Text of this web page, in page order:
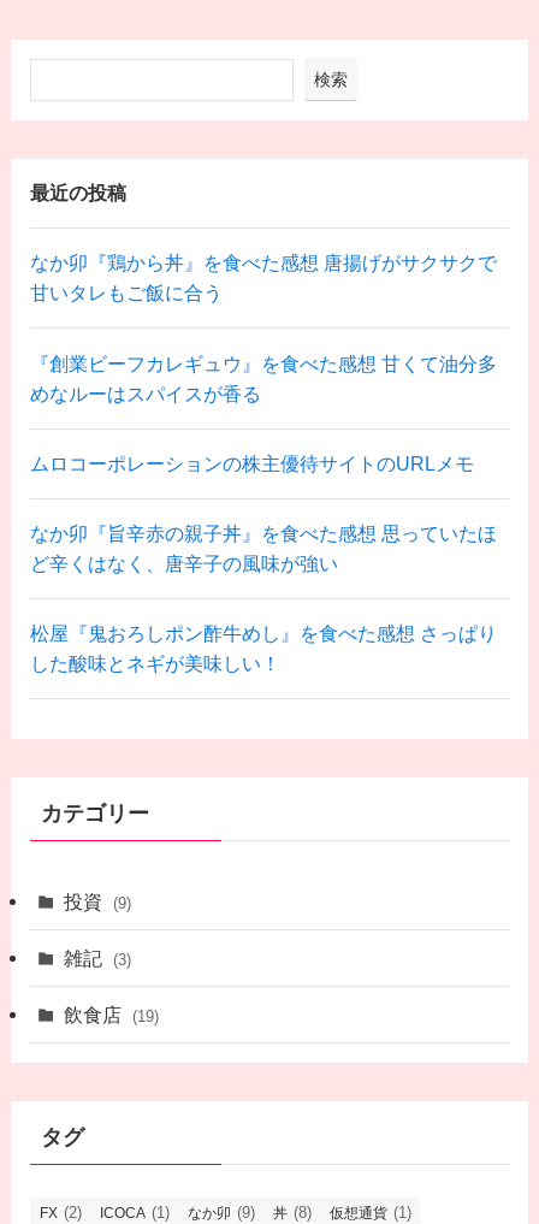
検索
最近の投稿
なか卯『鶏から丼』を食べた感想 唐揚げがサクサクで
甘いタレもご飯に合う
『創業ビーフカレギュウ』を食べた感想 甘くて油分多
めなルーはスパイスが香る
ムロコーポレーションの株主優待サイトのURLメモ
なか卯『旨辛赤の親子丼』を食べた感想 思っていたほ
ど辛くはなく、唐辛子の風味が強い
松屋『鬼おろしポン酢牛めし』を食べた感想 さっぱり
した酸味とネギが美味しい！
カテゴリー
投資 (9)
雑記 (3)
飲食店 (19)
タグ
FX (2) ICOCA (1) なか卯 (9) 丼 (8) 仮想通貨 (1)